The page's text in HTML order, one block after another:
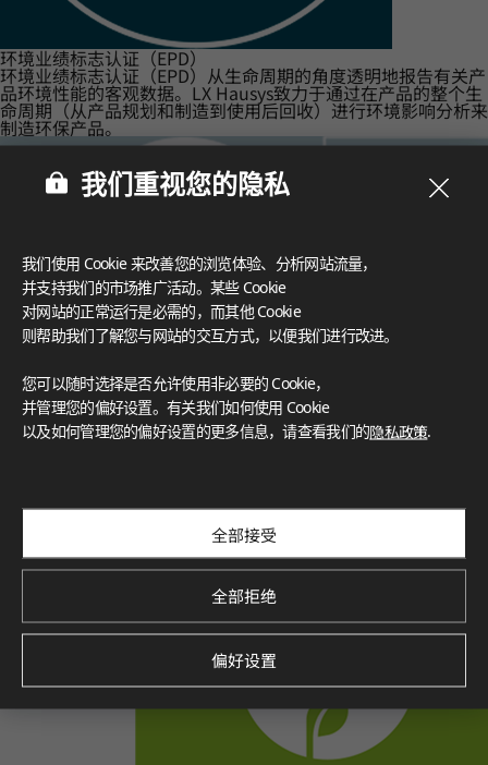
环境业绩标志认证（EPD）
环境业绩标志认证（EPD）从生命周期的角度透明地报告有关产
品环境性能的客观数据。LX Hausys致力于通过在产品的整个生
命周期（从产品规划和制造到使用后回收）进行环境影响分析来
制造环保产品。
我们重视您的隐私
我们使用 Cookie 来改善您的浏览体验、分析网站流量，
并支持我们的市场推广活动。某些 Cookie
对网站的正常运行是必需的，而其他 Cookie
则帮助我们了解您与网站的交互方式，以便我们进行改进。
您可以随时选择是否允许使用非必要的 Cookie，
并管理您的偏好设置。有关我们如何使用 Cookie
以及如何管理您的偏好设置的更多信息，请查看我们的隐私政策.
全部接受
全部拒绝
偏好设置